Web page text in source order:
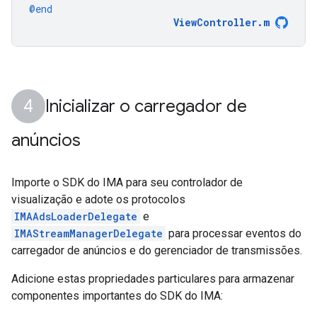
@end
ViewController. m
Inicializar o carregador de
anúncios
Importe o SDK do IMA para seu controlador de
visualização e adote os protocolos
IMAAdsLoaderDelegate e
IMAStreamManagerDelegate para processar eventos do
carregador de anúncios e do gerenciador de transmissões.
Adicione estas propriedades particulares para armazenar
componentes importantes do SDK do IMA: